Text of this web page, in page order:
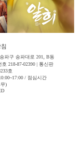
파구 송파대로 201, B동
218-87-02390 | 통신판
호
/ 점심시간
)